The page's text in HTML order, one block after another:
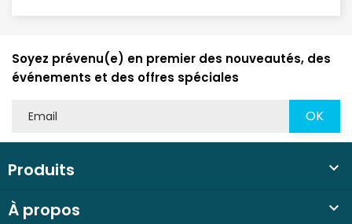
Soyez prévenu(e) en premier des nouveautés, des
événements et des offres spéciales
Produits 
À propos 